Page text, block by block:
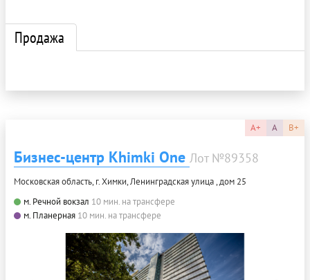
Продажа
A+ A B+
Бизнес-центр Khimki One Лот №89358
Московская область, г. Химки, Ленинградская улица , дом 25
м. Речной вокзал 10 мин. на трансфере
м. Планерная 10 мин. на трансфере